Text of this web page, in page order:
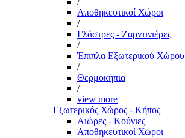
Αποθηκευτικοί Χώροι
/
Γλάστρες - Ζαρντινιέρες
/
Έπιπλα Εξωτερικού Χώρου
/
Θερμοκήπια
/
view more
Εξωτερικός Χώρος - Κήπος
Αιώρες - Κούνιες
Αποθηκευτικοί Χώροι